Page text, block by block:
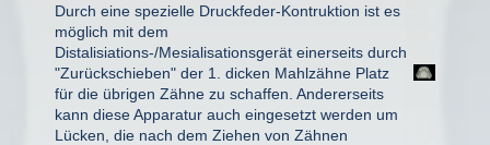
Durch eine spezielle Druckfeder-Kontruktion ist es
möglich mit dem
Distalisiations-/Mesialisationsgerät einerseits durch
"Zurückschieben" der 1. dicken Mahlzähne Platz
für die übrigen Zähne zu schaffen. Andererseits
kann diese Apparatur auch eingesetzt werden um
Lücken, die nach dem Ziehen von Zähnen